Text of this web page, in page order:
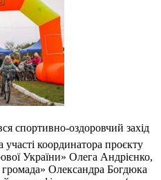
спортивно-оздоровчий захід
участі координатора проєкту
України» Олега Андрієнко,
Олександра Богдюка